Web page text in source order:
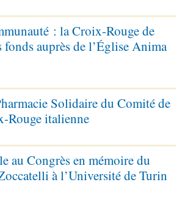
: la Croix-Rouge de
auprès de l’Église Anima
Solidaire du Comité de
Rouge italienne
au Congrès en mémoire du
à l’Université de Turin